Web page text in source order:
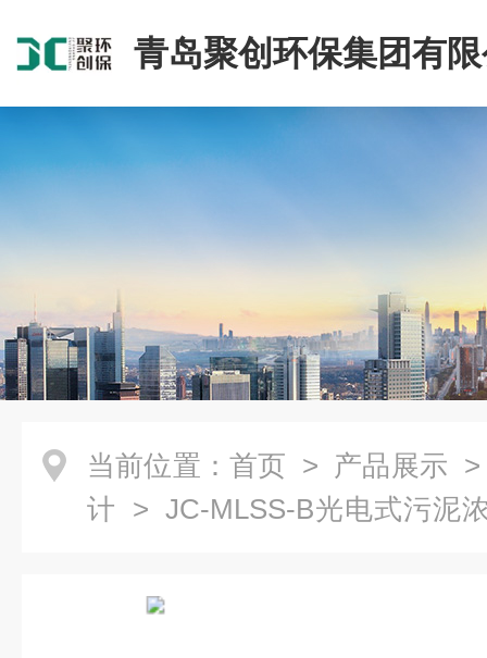
青岛聚创环保集团有
当前位置： 首页 > 产品展示
计 > JC-MLSS-B光电式污泥